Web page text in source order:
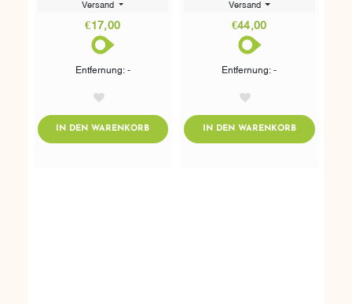
Versand
€17,00
Entfernung: -
IN DEN WARENKORBADDTOCART
Versand
€44,00
Entfernung: -
IN DEN WARENKORBADDTOCART